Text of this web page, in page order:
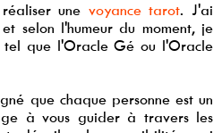
une voyance tarot. J'ai
selon l'humeur du moment, je
tel que l'Oracle Gé ou l'Oracle
que chaque personne est un
à vous guider à travers les